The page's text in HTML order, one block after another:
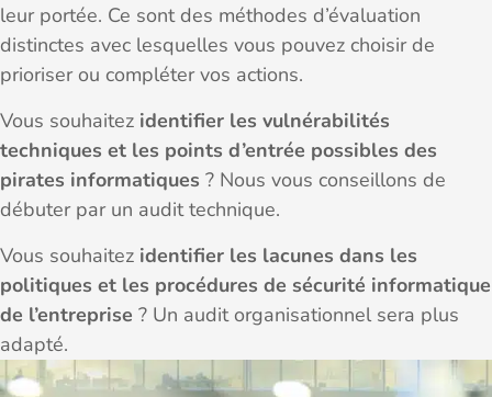
leur portée. Ce sont des méthodes d’évaluation
distinctes avec lesquelles vous pouvez choisir de
prioriser ou compléter vos actions.
Vous souhaitez identifier les vulnérabilités
techniques et les points d’entrée possibles des
pirates informatiques ? Nous vous conseillons de
débuter par un audit technique.
Vous souhaitez identifier les lacunes dans les
politiques et les procédures de sécurité informatique
de l’entreprise ? Un audit organisationnel sera plus
adapté.